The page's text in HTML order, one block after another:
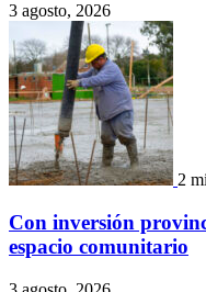
3 agosto, 2026
2
Con inversión
espacio comunitario